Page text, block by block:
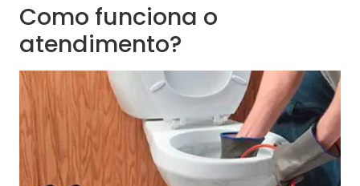
Como funciona o
atendimento?